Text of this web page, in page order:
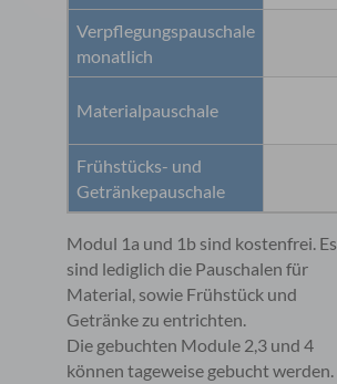
Verpflegungspauschale
monatlich
Materialpauschale
Frühstücks- und
Getränkepauschale
Modul 1a und 1b sind kostenfrei. Es
sind lediglich die Pauschalen für
Material, sowie Frühstück und
Getränke zu entrichten.
Die gebuchten Module 2,3 und 4
können tageweise gebucht werden.